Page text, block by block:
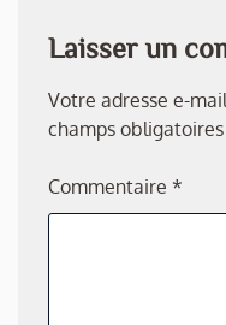
Laisser un
Votre adresse e-
champs
Commentaire *